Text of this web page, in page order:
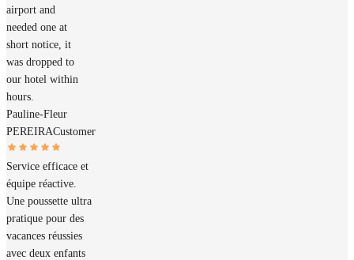
airport and
needed one at
short notice, it
was dropped to
our hotel within
hours.
Pauline-Fleur
PEREIRACustomer
Service efficace et
équipe réactive.
Une poussette ultra
pratique pour des
vacances réussies
avec deux enfants